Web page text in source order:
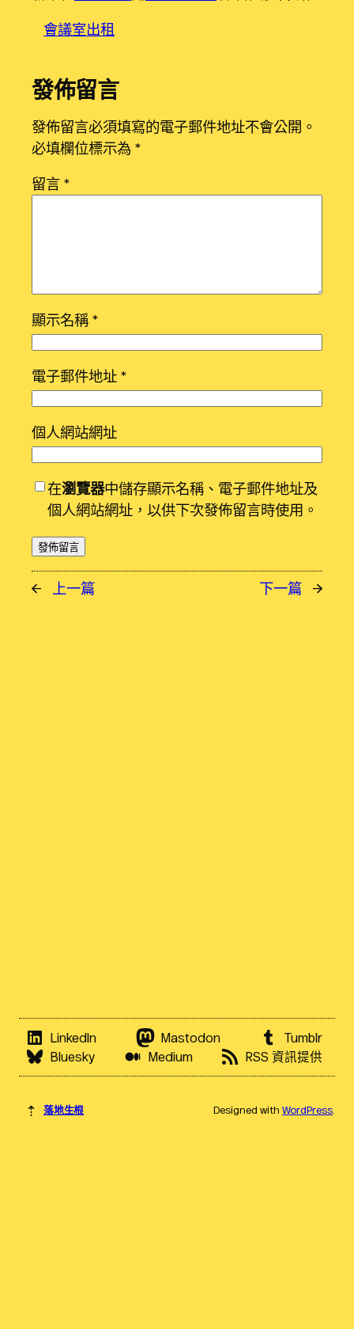
會議室出租
發佈留言
發佈留言必須填寫的電子郵件地址不會公開。
必填欄位標示為 *
留言 *
顯示名稱 *
電子郵件地址 *
個人網站網址
在瀏覽器中儲存顯示名稱、電子郵件地址及
個人網站網址，以供下次發佈留言時使用。
← 上一篇 下一篇 →
LinkedIn Mastodon
Tumblr
Bluesky
Medium RSS 資訊提供
⇡ 落地生根 Designed with WordPress.